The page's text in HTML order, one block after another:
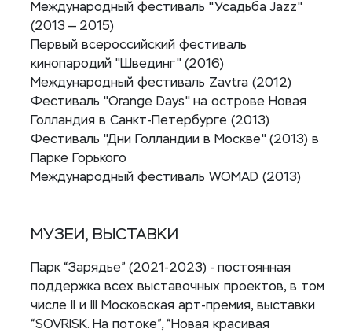
Международный фестиваль "Усадьба Jazz"
(2013 — 2015)
Первый всероссийский фестиваль
кинопародий "Швединг" (2016)
Международный фестиваль Zavtra (2012)
Фестиваль "Orange Days" на острове Новая
Голландия в Санкт-Петербурге (2013)
Фестиваль "Дни Голландии в Москве" (2013) в
Парке Горького
Международный фестиваль WOMAD (2013)
МУЗЕИ, ВЫСТАВКИ
Парк “Зарядье” (2021-2023) - постоянная
поддержка всех выставочных проектов, в том
числе II и III Московская арт-премия, выставки
“SOVRISK. На потоке”, “Новая красивая